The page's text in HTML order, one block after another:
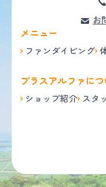
お
メニュー
ファンダイビング
プラスアルファに
ショップ紹介 スタ